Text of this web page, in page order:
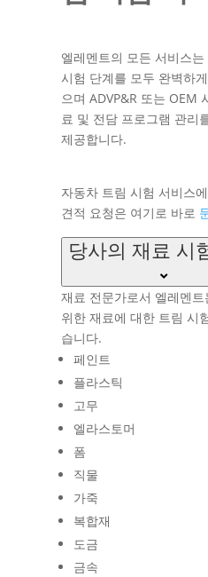
엘레멘트의 모든 서비스
시험 단계를 모두 완벽하
으며 ADVP&R 또는 OEM
료 및 전담 프로그램 관리
제공합니다.
자동차 트림 시험 서비스
견적 요청은 여기로 바로
당사의 재료 시
재료 전문가로서 엘레멘
위한 재료에 대한 트림 시
습니다.
페인트
플라스틱
고무
엘라스토머
폼
직물
가죽
복합재
도금
금속